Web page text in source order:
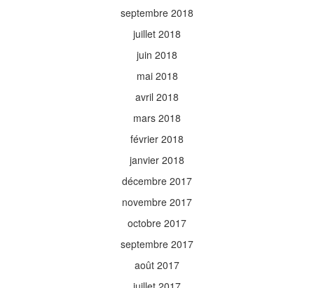
septembre 2018
juillet 2018
juin 2018
mai 2018
avril 2018
mars 2018
février 2018
janvier 2018
décembre 2017
novembre 2017
octobre 2017
septembre 2017
août 2017